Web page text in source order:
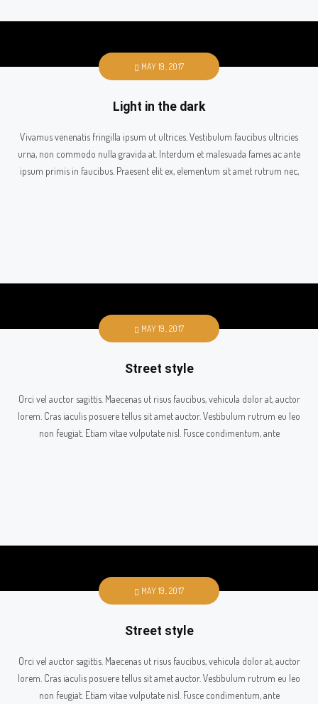
MAY 19, 2017
Light in the dark
Vivamus venenatis fringilla ipsum ut ultrices. Vestibulum faucibus ultricies
urna, non commodo nulla gravida at. Interdum et malesuada fames ac ante
ipsum primis in faucibus. Praesent elit ex, elementum sit amet rutrum nec,
MAY 19, 2017
Street style
Orci vel auctor sagittis. Maecenas ut risus faucibus, vehicula dolor at, auctor
lorem. Cras iaculis posuere tellus sit amet auctor. Vestibulum rutrum eu leo
non feugiat. Etiam vitae vulputate nisl. Fusce condimentum, ante
MAY 19, 2017
Street style
Orci vel auctor sagittis. Maecenas ut risus faucibus, vehicula dolor at, auctor
lorem. Cras iaculis posuere tellus sit amet auctor. Vestibulum rutrum eu leo
non feugiat. Etiam vitae vulputate nisl. Fusce condimentum, ante